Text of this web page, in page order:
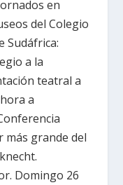
en
del Colegio
Sudáfrica:
a la
teatral a
a
más grande del
Domingo 26